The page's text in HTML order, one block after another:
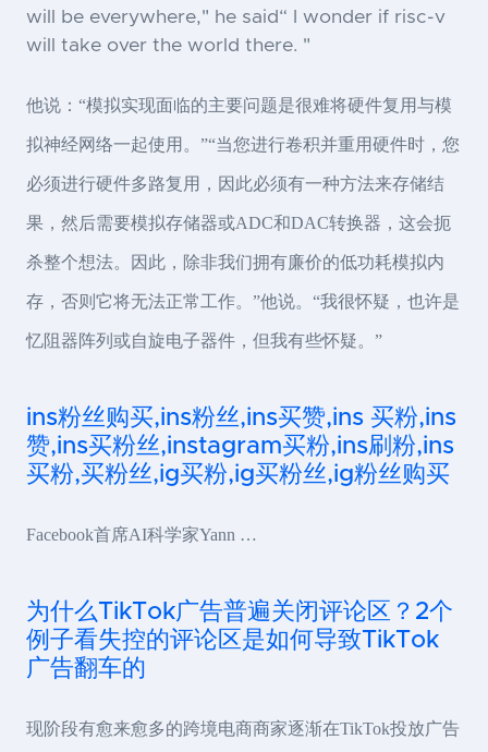
will be everywhere," he said“ I wonder if risc-v
will take over the world there. "
他说：“模拟实现面临的主要问题是很难将硬件复用与模
拟神经网络一起使用。”“当您进行卷积并重用硬件时，您
必须进行硬件多路复用，因此必须有一种方法来存储结
果，然后需要模拟存储器或ADC和DAC转换器，这会扼
杀整个想法。因此，除非我们拥有廉价的低功耗模拟内
存，否则它将无法正常工作。”他说。“我很怀疑，也许是
忆阻器阵列或自旋电子器件，但我有些怀疑。”
ins粉丝购买,ins粉丝,ins买赞,ins 买粉,ins
赞,ins买粉丝,instagram买粉,ins刷粉,ins
买粉,买粉丝,ig买粉,ig买粉丝,ig粉丝购买
Facebook首席AI科学家Yann …
为什么TikTok广告普遍关闭评论区？2个
例子看失控的评论区是如何导致TikTok
广告翻车的
现阶段有愈来愈多的跨境电商商家逐渐在TikTok投放广告